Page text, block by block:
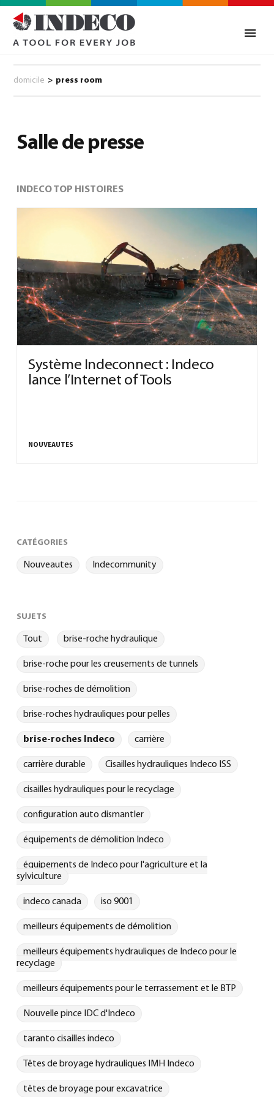
0
domicile > press room
Salle de presse
INDECO TOP HISTOIRES
Système Indeconnect : Indeco
lance l’Internet of Tools
NOUVEAUTES
CATÉGORIES
Nouveautes Indecommunity
SUJETS
Tout brise-roche hydraulique
brise-roche pour les creusements de tunnels
brise-roches de démolition
brise-roches hydrauliques pour pelles
brise-roches Indeco carrière
carrière durable Cisailles hydrauliques Indeco ISS
cisailles hydrauliques pour le recyclage
configuration auto dismantler
équipements de démolition Indeco
équipements de Indeco pour l'agriculture et la
sylviculture
indeco canada iso 9001
meilleurs équipements de démolition
meilleurs équipements hydrauliques de Indeco pour le
recyclage
meilleurs équipements pour le terrassement et le BTP
Nouvelle pince IDC d'Indeco
taranto cisailles indeco
Têtes de broyage hydrauliques IMH Indeco
têtes de broyage pour excavatrice